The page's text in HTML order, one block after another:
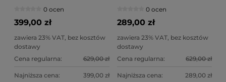
0 ocen
399,00 zł
zawiera 23% VAT, bez kosztów
dostawy
Cena regularna:
629,00 zł
Najniższa cena: 399,00 zł
0 ocen
289,00 zł
zawiera 23% VAT, bez kosztów
dostawy
Cena regularna:
629,00 zł
Najniższa cena: 289,00 zł